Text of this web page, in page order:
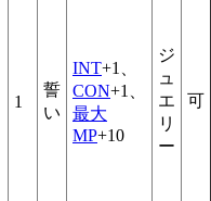
1
誓
い
INT+1、
CON+1、
最大
MP+10
ジ
ュ
エ
リ
ー
可